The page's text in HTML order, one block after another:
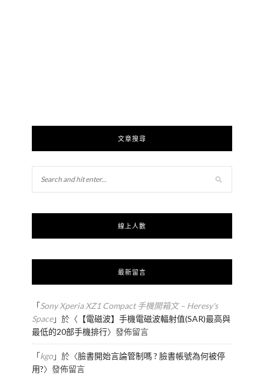
文章搜尋
線上人數
最新留言
「Sony Xperia XZ1 Compact 手機開箱文 – Heresy's
Space」於〈 【電磁波】手機電磁波輻射值(SAR)最高與
最低的20部手機排行〉發佈留言
「kgo」於〈臉書開始言論管制嗎 ? 臉書帳號為何被停
用?〉發佈留言